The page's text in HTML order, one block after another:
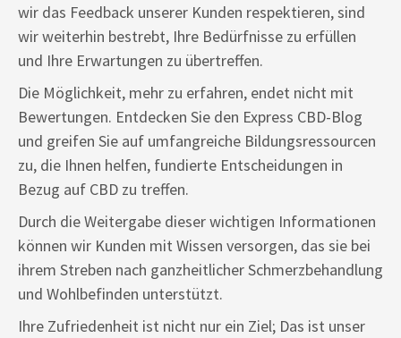
wir das Feedback unserer Kunden respektieren, sind
wir weiterhin bestrebt, Ihre Bedürfnisse zu erfüllen
und Ihre Erwartungen zu übertreffen.
Die Möglichkeit, mehr zu erfahren, endet nicht mit
Bewertungen. Entdecken Sie den Express CBD-Blog
und greifen Sie auf umfangreiche Bildungsressourcen
zu, die Ihnen helfen, fundierte Entscheidungen in
Bezug auf CBD zu treffen.
Durch die Weitergabe dieser wichtigen Informationen
können wir Kunden mit Wissen versorgen, das sie bei
ihrem Streben nach ganzheitlicher Schmerzbehandlung
und Wohlbefinden unterstützt.
Ihre Zufriedenheit ist nicht nur ein Ziel; Das ist unser